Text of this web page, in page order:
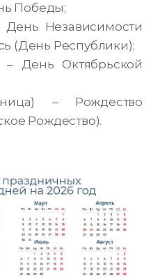
Победы;
Независимости
(День Республики);
– День Октябрьской
– Рождество
Рождество).